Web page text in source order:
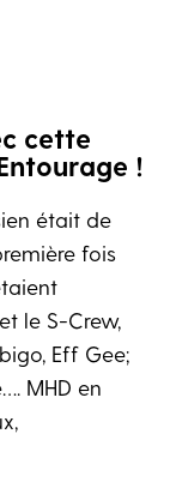
cette
!
était de
fois
le S-Crew,
Eff Gee;
MHD en